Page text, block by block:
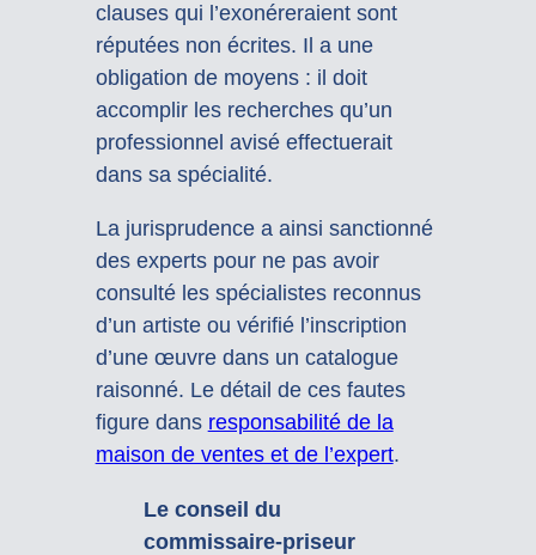
clauses qui l’exonéreraient sont
réputées non écrites. Il a une
obligation de moyens : il doit
accomplir les recherches qu’un
professionnel avisé effectuerait
dans sa spécialité.
La jurisprudence a ainsi sanctionné
des experts pour ne pas avoir
consulté les spécialistes reconnus
d’un artiste ou vérifié l’inscription
d’une œuvre dans un catalogue
raisonné. Le détail de ces fautes
figure dans responsabilité de la
maison de ventes et de l’expert.
Le conseil du
commissaire-priseur